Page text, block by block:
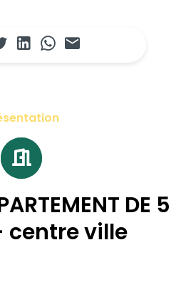
DE 5
centre ville